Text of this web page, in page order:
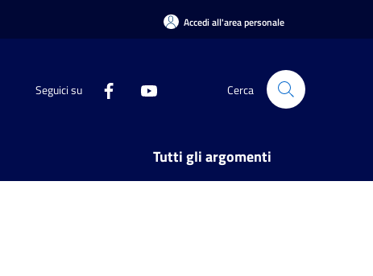
Accedi all'area personale
Seguici su Cerca
Tutti gli argomenti